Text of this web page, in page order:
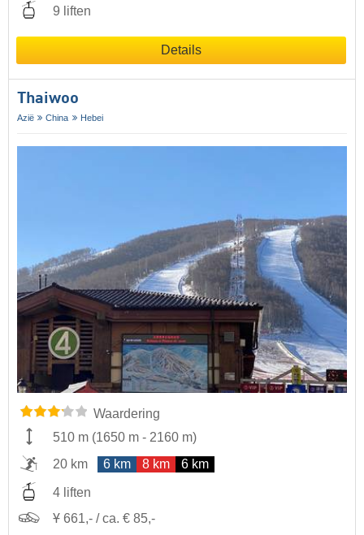
9 liften
Details
Thaiwoo
Azië China Hebei
Waardering
510 m (1650 m - 2160 m)
20 km
6 km 8 km 6 km
4 liften
Ұ 661,- / ca. € 85,-